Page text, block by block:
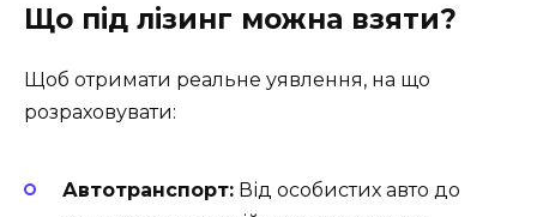
Що під лізинг можна взяти?
Щоб отримати реальне уявлення, на що
розраховувати:
Автотранспорт: Від особистих авто до